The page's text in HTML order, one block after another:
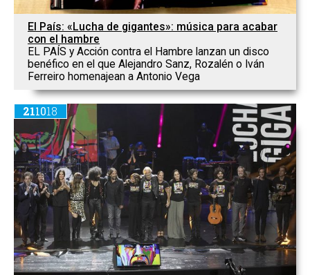
El País: «Lucha de gigantes»: música para acabar
con el hambre
EL PAÍS y Acción contra el Hambre lanzan un disco
benéfico en el que Alejandro Sanz, Rozalén o Iván
Ferreiro homenajean a Antonio Vega
211018